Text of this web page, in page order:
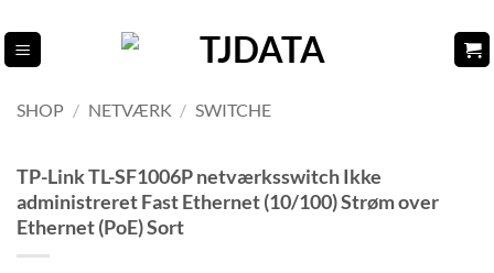
til
indhold
SHOP / NETVÆRK / SWITCHE
TP-Link TL-SF1006P netværksswitch Ikke
administreret Fast Ethernet (10/100) Strøm over
Ethernet (PoE) Sort